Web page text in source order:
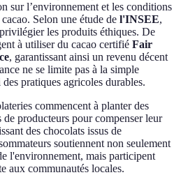
sur l’environnement et les conditions
Selon une étude de l'INSEE,
les produits éthiques. De
à utiliser du cacao certifié Fair
, garantissant ainsi un revenu décent
ne se limite pas à la simple
pratiques agricoles durables.
commencent à planter des
de producteurs pour compenser leur
des chocolats issus de
soutiennent non seulement
l'environnement, mais participent
aux communautés locales.